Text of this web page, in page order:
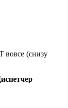
вовсе (снизу